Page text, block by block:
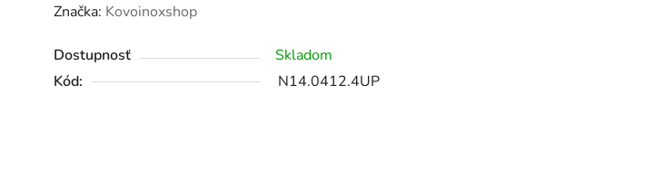
Značka: Kovoinoxshop
Dostupnosť
Skladom
Kód:
N14.0412.4UP